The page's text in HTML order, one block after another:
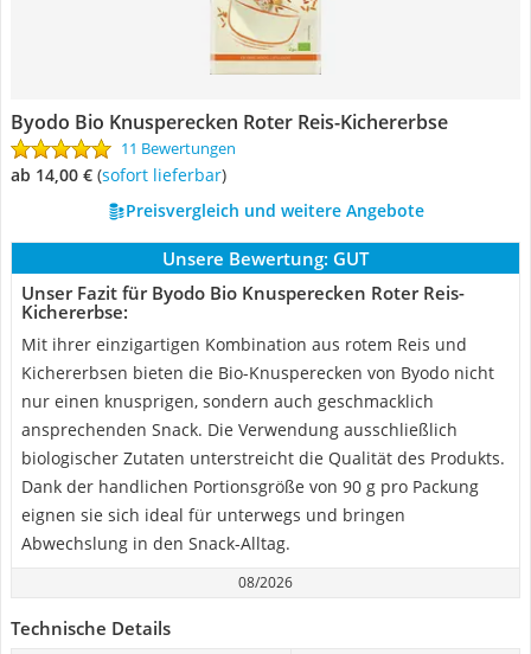
Byodo Bio Knusperecken Roter Reis-Kichererbse
11 Bewertungen
ab 14,00 € ( Sofort lieferbar)
Preisvergleich und weitere Angebote
Unsere Bewertung: GUT
Unser Fazit für Byodo Bio Knusperecken Roter Reis-
Kichererbse:
Mit ihrer einzigartigen Kombination aus rotem Reis und
Kichererbsen bieten die Bio-Knusperecken von Byodo nicht
nur einen knusprigen, sondern auch geschmacklich
ansprechenden Snack. Die Verwendung ausschließlich
biologischer Zutaten unterstreicht die Qualität des Produkts.
Dank der handlichen Portionsgröße von 90 g pro Packung
eignen sie sich ideal für unterwegs und bringen
Abwechslung in den Snack-Alltag.
08/2026
Technische Details